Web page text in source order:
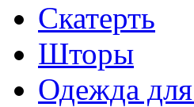
Скатерть
Шторы
Одежда